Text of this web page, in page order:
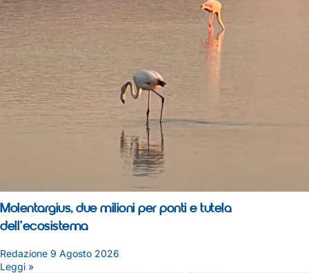
Molentargius, due milioni per ponti e tutela
dell’ecosistema
Redazione 9 Agosto 2026
Leggi »